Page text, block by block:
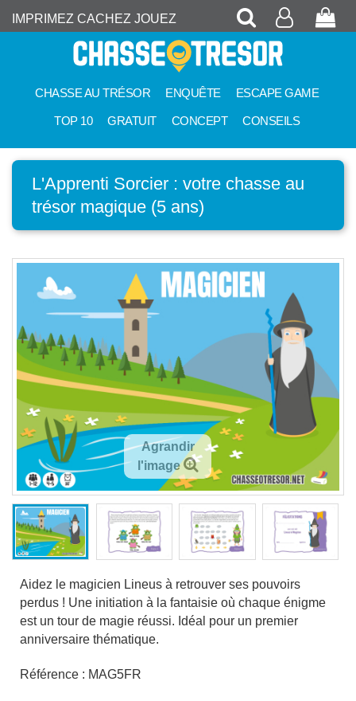
IMPRIMEZ CACHEZ JOUEZ Recherche
Mon
CHASSE AU TRÉSOR ENQUÊTE ESCAPE GAME
TOP 10 GRATUIT CONCEPT CONSEILS
L'Apprenti Sorcier : votre chasse au
trésor magique (5 ans)
Agrandir
l'image
Aidez le magicien Lineus à retrouver ses pouvoirs
perdus ! Une initiation à la fantaisie où chaque énigme
est un tour de magie réussi. Idéal pour un premier
anniversaire thématique.
Référence : MAG5FR